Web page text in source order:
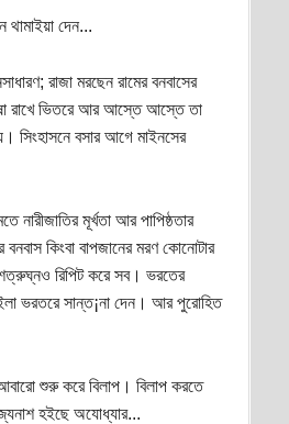
থামাইয়া দেন...
রাজা মরছেন রামের বনবাসের
রাখে ভিতরে আর আস্তে আস্তে তা
সিংহাসনে বসার আগে মাইনসের
মূর্খতা আর পাপিষ্ঠতার
কিংবা বাপজানের মরণ কোনোটার
শত্রুঘ্নও রিপিট করে সব। ভরতের
ভরতরে সান্ত¡না দেন। আর পুরোহিত
শুরু করে বিলাপ। বিলাপ করতে
হইছে অযোধ্যার...